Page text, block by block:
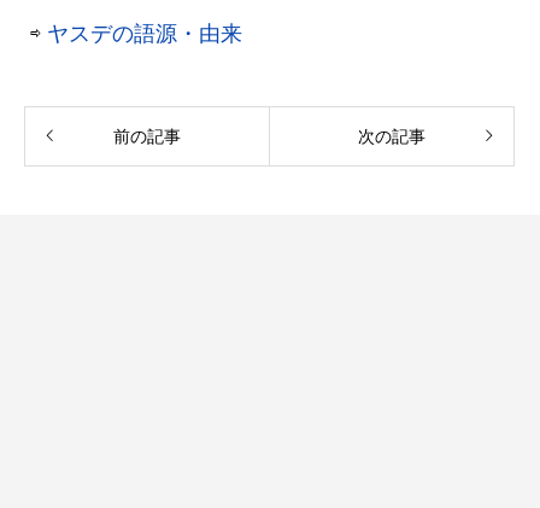
⇨ ヤスデの語源・由来
前の記事 次の記事